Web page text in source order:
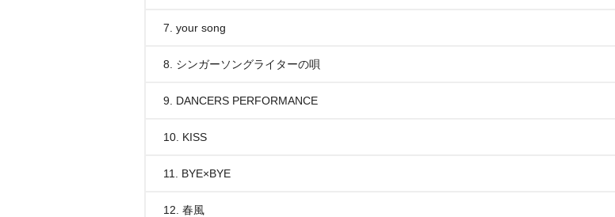
7. your song
8. シンガーソングライターの唄
9. DANCERS PERFORMANCE
10. KISS
11. BYE×BYE
12. 春風